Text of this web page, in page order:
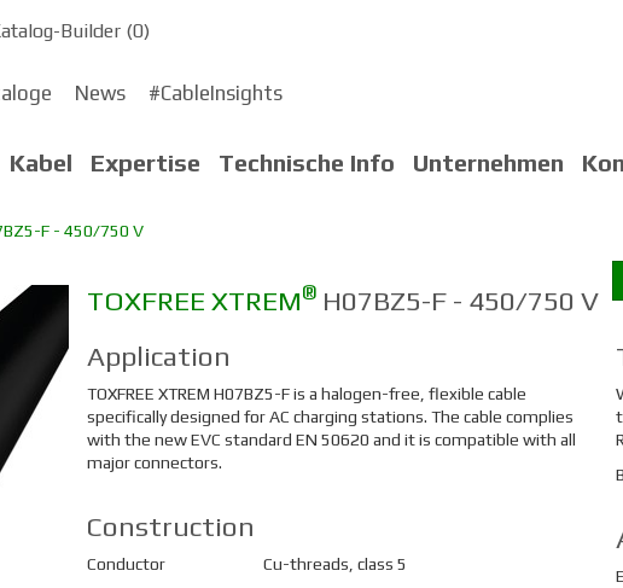
Builder (0)
News #CableInsights
Kabel Expertise Technische Info Unternehmen
F - 450/750 V
TOXFREE XTREM® H07BZ5-F - 450/750 V
Application
TOXFREE XTREM H07BZ5-F is a halogen-free, flexible cable
specifically designed for AC charging stations. The cable complies
with the new EVC standard EN 50620 and it is compatible with all
major connectors.
Construction
Conductor
Cu-threads, class 5